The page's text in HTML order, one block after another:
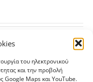
του ηλεκτρονικού
και την προβολή
Google Maps και YouTube.
Χύμα, Τιμή κιλού
Κοινότητα Από
Ηράκλειο Κρήτης